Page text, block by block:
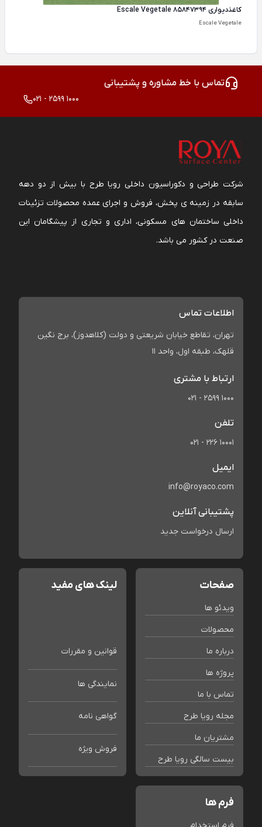
کاغذ‌دیواری Escale Vegetale 85847394
Escale Vegetale
تماس با خط مشاوره و پشتیبانی
021 - 2599 1000
شرکت طراحی و دکوراسیون داخلی رویا طرح با بیش از دو دهه
سابقه در زمینه ی پخش، فروش و اجرای عمده محصولات تزئینات
داخلی ساختمان های مسکونی، اداری و تجاری از پیشگامان این
صنعت در کشور می باشد.
اطلاعات تماس
تهران، تقاطع خیابان شریعتی و دولت (کلاهدوز)، برج نگین
قلهک، طبقه اول، واحد 11
ارتباط با مشتری
021 - 2599 1000
تلفن
021 - 226 10001
ایمیل
info@royaco.com
پشتیبانی آنلاین
ارسال درخواست جدید
صفحات
ویدئو ها
محصولات
درباره ما
پروژه ها
تماس با ما
مجله رویا طرح
مشتریان ما
بیست سالگی رویا طرح
لینک های مفید
قوانین و مقررات
نمایندگی ها
گواهی نامه
فروش ویژه
فرم ها